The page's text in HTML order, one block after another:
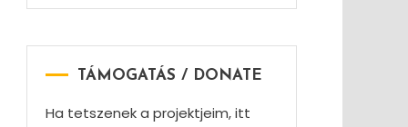
TÁMOGATÁS / DONATE
Ha tetszenek a projektjeim, itt